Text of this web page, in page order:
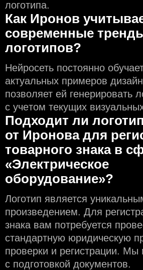
логотипа.
Как Иронов
современные
логотипов?
Нейросеть постоянно
актуальных примеров
позволяет ей генерировать
с учeтом текущих
Подходит ли логотип
от Иронова для
товарного знака в
«Электрическое
оборудование»?
Логотип является
произведением. Для
знака вам потребуется
стандартную юридическую
проверки и регистрации.
с подготовкой документов.